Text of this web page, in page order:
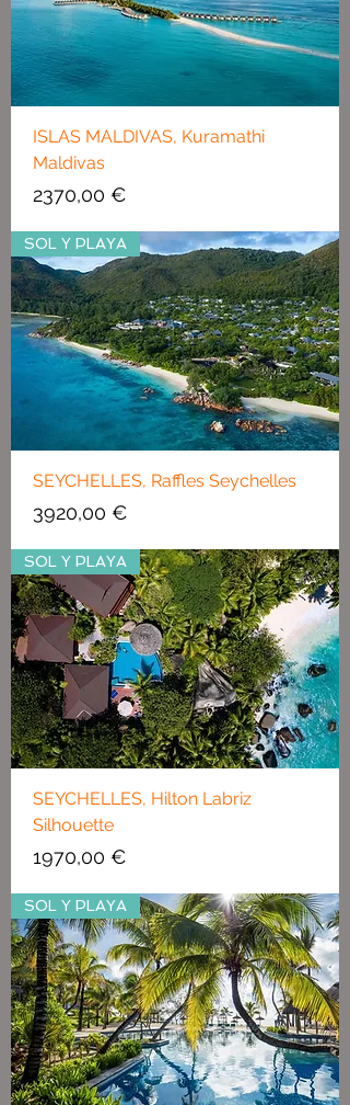
ISLAS MALDIVAS, Kuramathi
Maldivas
Precio
2370,00 €
SOL Y PLAYA
SEYCHELLES, Raffles Seychelles
Precio
3920,00 €
SOL Y PLAYA
SEYCHELLES, Hilton Labriz
Silhouette
Precio
1970,00 €
SOL Y PLAYA